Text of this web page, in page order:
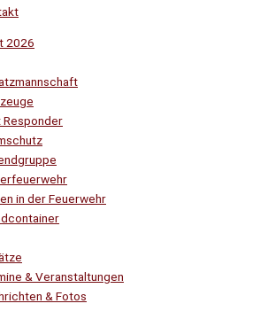
2026
Responder
in der Feuerwehr
& Veranstaltungen
& Fotos